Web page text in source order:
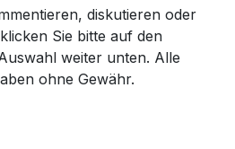
diskutieren oder
Sie bitte auf den
weiter unten. Alle
ohne Gewähr.